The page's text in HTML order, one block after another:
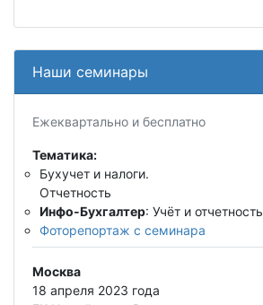
Наши семинары
Ежеквартально и бесплатно
Тематика:
Бухучет и налоги.
Отчетность
Инфо-Бухгалтер: Учёт и отчетность
Фоторепортаж с семинара
Москва
18 апреля 2023 года